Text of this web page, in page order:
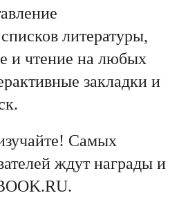
литературы,
и чтение на любых
закладки и
Самых
ждут награды и